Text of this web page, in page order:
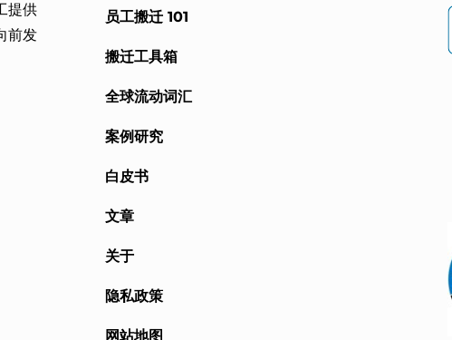
提供
前发
员工搬迁 101
搬迁工具箱
全球流动词汇
案例研究
白皮书
文章
关于
隐私政策
网站地图